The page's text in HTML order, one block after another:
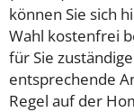
können Sie sich
Wahl kostenfrei
für Sie
entsprechende
Regel auf der